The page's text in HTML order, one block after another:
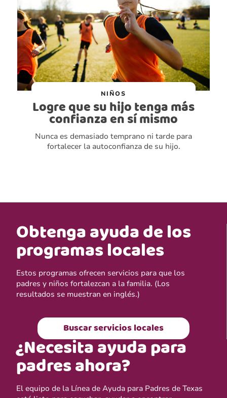
NIÑOS
Logre que su hijo tenga más
confianza en sí mismo
Nunca es demasiado temprano ni tarde para
fortalecer la autoconfianza de su hijo.
Obtenga ayuda de los
programas locales
Estos programas ofrecen servicios para que los
padres y niños fortalezcan a la familia. (Los
resultados se muestran en inglés.)
Buscar servicios locales
¿Necesita ayuda para
padres ahora?
El equipo de la Línea de Ayuda para Padres de Texas